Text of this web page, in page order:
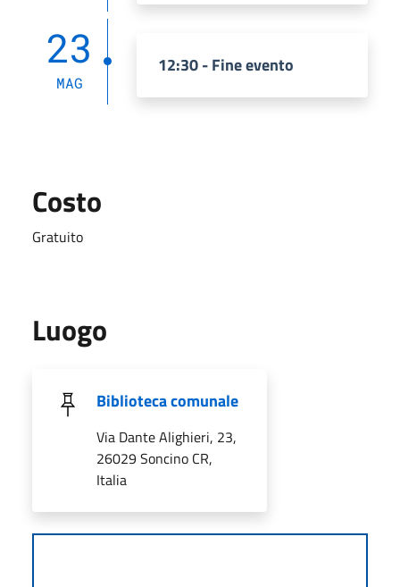
23
MAG
12:30 - Fine evento
Costo
Gratuito
Luogo
Biblioteca comunale
Via Dante Alighieri, 23,
26029 Soncino CR,
Italia